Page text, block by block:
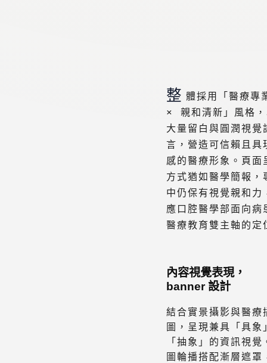
整 體採用「醫療專
× 親和清新」風格
大量留白與圓潤視覺
言，營造可信賴且具
感的醫療形象。頁面
方式猶如醫學簡報，
中仍保有視覺親和力
應口腔醫學部面向病
醫療教育雙主軸的定
內容視覺表現，
banner 設計
結合實景攝影與醫療
圖，呈現兼具「具象
「抽象」的資訊視覺
圖輪播搭配漸層遮罩